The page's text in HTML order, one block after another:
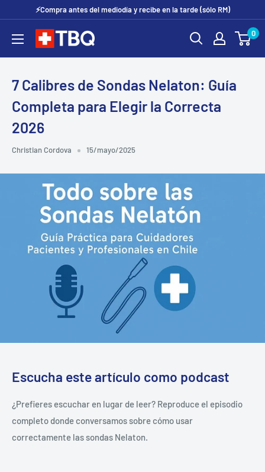
contenido
⚡Compra antes del mediodía y recibe en la tarde (sólo RM)
tubotiquin.cl 0
7 Calibres de Sondas Nelaton: Guía
Completa para Elegir la Correcta
2026
Christian Cordova 15/mayo/2025
Escucha este artículo como podcast
¿Prefieres escuchar en lugar de leer? Reproduce el episodio
completo donde conversamos sobre cómo usar
correctamente las sondas Nelaton.